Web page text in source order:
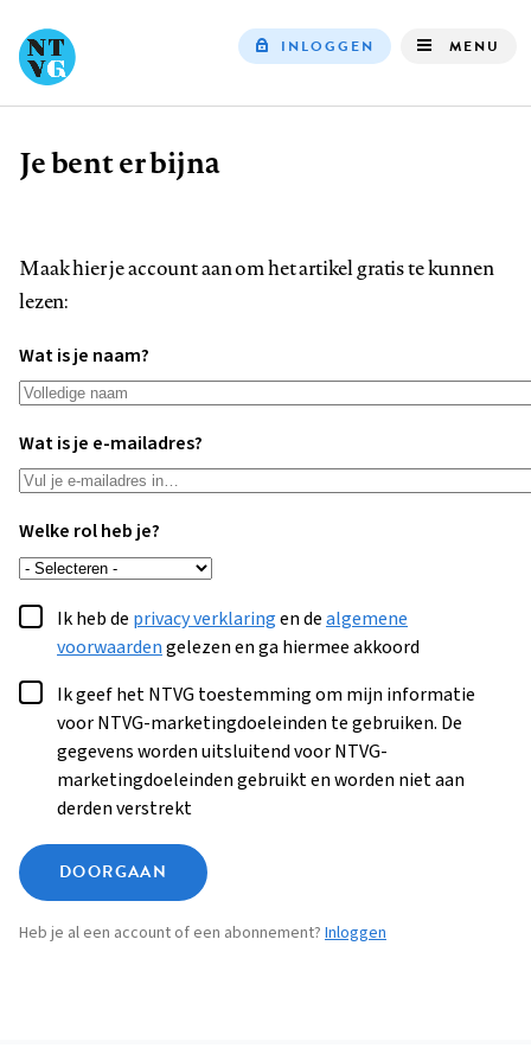
INLOGGEN MENU
Kruimelpad
Je bent er bijna
Maak hier je account aan om het artikel gratis te kunnen
lezen:
Wat is je naam?
Wat is je e-mailadres?
Welke rol heb je?
Ik heb de privacy verklaringen dealgemene
voorwaardengelezen en ga hiermee akkoord
Ik geef het NTVG toestemming om mijn informatie
voor NTVG-marketingdoeleinden te gebruiken. De
gegevens worden uitsluitend voor NTVG-
marketingdoeleinden gebruikt en worden niet aan
derden verstrekt
DOORGAAN
Heb je al een account of een abonnement? Inloggen